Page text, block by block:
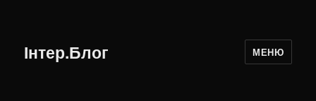
Інтер.Блог МЕНЮ